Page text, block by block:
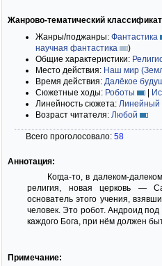
Жанрово-тематический
Жанры/поджанры: Фантастика
научная фантастика
)
Общие характеристики:
Место действия: Наш мир
Время действия: Далёкое
Сюжетные ходы: Роботы |
Линейность сюжета: Линейный
Возраст читателя: Любой
Всего проголосовало: 58
Аннотация:
Когда-то, в далеком-
религия, новая церковь —
основатель этого учения,
человек. Это робот. Андроид
каждого Бога, при нём должен
Примечание: